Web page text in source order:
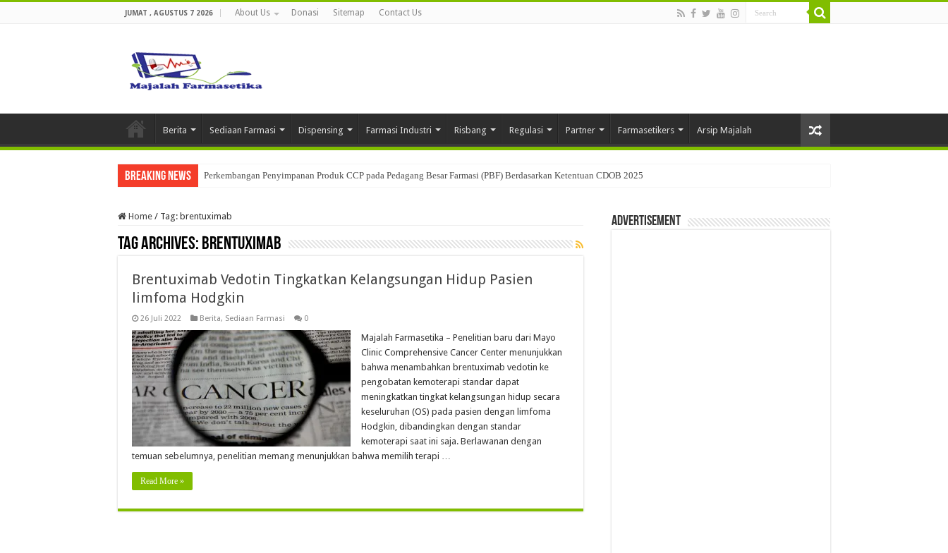
JUMAT , AGUSTUS 7 2026 About Us Donasi Sitemap Contact Us
Berita Sediaan Farmasi Dispensing Farmasi Industri Risbang Regulasi Partner Farmasetikers Arsip Majalah
Breaking News Perkembangan Penyimpanan Produk CCP pada Pedagang Besar Farmasi (PBF) Berdasarkan Ketentuan CDOB 2025
Home / Tag: brentuximab
Tag Archives: brentuximab
Brentuximab Vedotin Tingkatkan Kelangsungan Hidup Pasien
limfoma Hodgkin
26 Juli 2022 Berita, Sediaan Farmasi 0
Majalah Farmasetika – Penelitian baru dari Mayo
Clinic Comprehensive Cancer Center menunjukkan
bahwa menambahkan brentuximab vedotin ke
pengobatan kemoterapi standar dapat
meningkatkan tingkat kelangsungan hidup secara
keseluruhan (OS) pada pasien dengan limfoma
Hodgkin, dibandingkan dengan standar
kemoterapi saat ini saja. Berlawanan dengan
temuan sebelumnya, penelitian memang menunjukkan bahwa memilih terapi …
Read More »
Advertisement